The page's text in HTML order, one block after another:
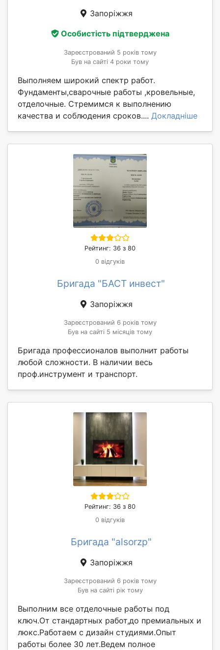
Запоріжжя
Особистість підтверджена
Зареєстрований 5 років тому
Був на сайті 4 роки тому
Выполняем широкий спектр работ.
Фундаменты,сварочные работы ,кровельные,
отделочные. Стремимся к выполнению
качества и соблюдения сроков.... Докладніше
Рейтинг: 36 з 80
0 відгуків
Бригада "БАСТ инвест"
Запоріжжя
Зареєстрований 6 років тому
Був на сайті 5 місяців тому
Бригада профессионалов выполнит работы
любой сложности. В наличии весь
проф.инструмент и транспорт.
Рейтинг: 36 з 80
0 відгуків
Бригада "alsorzp"
Запоріжжя
Зареєстрований 6 років тому
Був на сайті рік тому
Выполним все отделочные работы под
ключ.От стандартных работ,до премиальных и
люкс.Работаем с дизайн студиями.Опыт
работы более 30 лет.Ведем полное